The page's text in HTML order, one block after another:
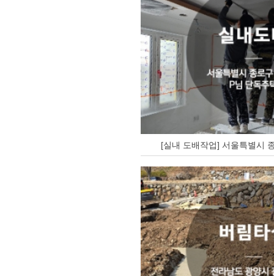
[실내 도배작업] 서울특별시